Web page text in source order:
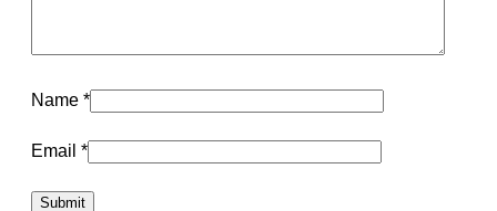
Name *
Email *